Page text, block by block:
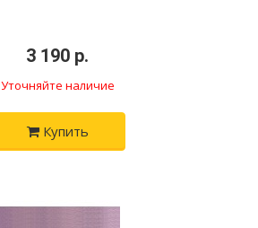
3 190 р.
Уточняйте наличие
Купить